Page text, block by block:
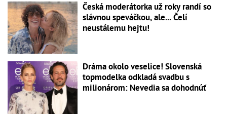
Česká moderátorka už roky randí so
slávnou speváčkou, ale... Čelí
neustálemu hejtu!
Dráma okolo veselice! Slovenská
topmodelka odkladá svadbu s
milionárom: Nevedia sa dohodnúť